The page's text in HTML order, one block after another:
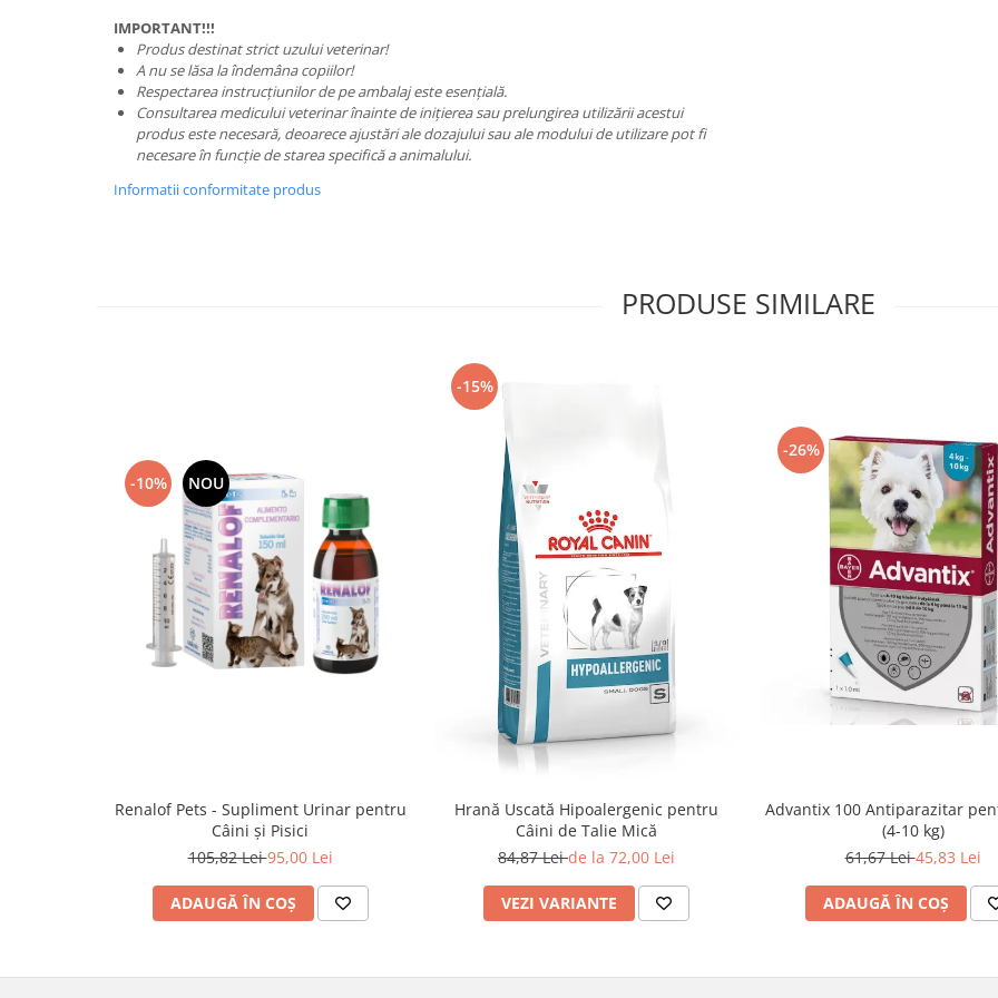
IMPORTANT!!!
Produs destinat strict uzului veterinar!
A nu se lăsa la îndemâna copiilor!
Respectarea instrucțiunilor de pe ambalaj este esențială.
Consultarea medicului veterinar înainte de inițierea sau prelungirea utilizării acestui
produs este necesară, deoarece ajustări ale dozajului sau ale modului de utilizare pot fi
necesare în funcție de starea specifică a animalului.
Informatii conformitate produs
PRODUSE SIMILARE
-10% NOU
Renalof Pets - Supliment Urinar pentru
Câini și Pisici
105,82 Lei95,00 Lei
ADAUGĂ ÎN COȘ
-15%
Hrană Uscată Hipoalergenic pentru
Câini de Talie Mică
84,87 Leide la 72,00 Lei
VEZI VARIANTE
-26%
Advantix 100 Antiparazitar
(4-10 kg)
61,67 Lei45,83 Lei
ADAUGĂ ÎN COȘ